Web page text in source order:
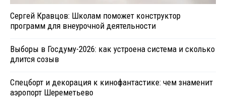
Сергей Кравцов: Школам поможет конструктор
программ для внеурочной деятельности
Выборы в Госдуму-2026: как устроена система и сколько
длится созыв
Спецборт и декорация к кинофантастике: чем знаменит
аэропорт Шереметьево